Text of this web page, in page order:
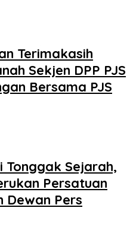
Terimakasih
Sekjen DPP PJS
Bersama PJS
Tonggak Sejarah,
Persatuan
Dewan Pers